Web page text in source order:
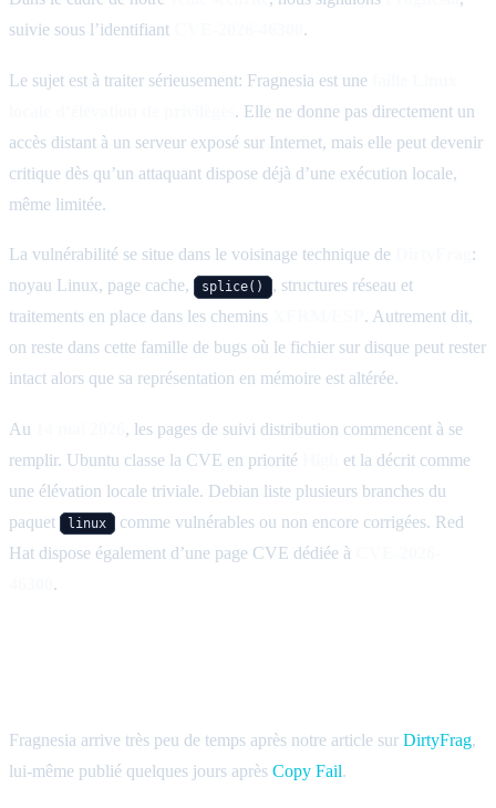
suivie sous l’identifiant
.
Le sujet est à traiter sérieusement: Fragnesia est une
. Elle ne donne pas directement un
accès distant à un serveur exposé sur Internet, mais elle peut devenir
critique dès qu’un attaquant dispose déjà d’une exécution locale,
même limitée.
La vulnérabilité se situe dans le voisinage technique de
:
noyau Linux, page cache,
splice()
, structures réseau et
traitements en place dans les chemins
. Autrement dit,
on reste dans cette famille de bugs où le fichier sur disque peut rester
intact alors que sa représentation en mémoire est altérée.
Au
, les pages de suivi distribution commencent à se
remplir. Ubuntu classe la CVE en priorité
et la décrit comme
une élévation locale triviale. Debian liste plusieurs branches du
paquet
linux comme vulnérables ou non encore corrigées. Red
Hat dispose également d’une page CVE dédiée à
.
Fragnesia arrive très peu de temps après notre article sur DirtyFrag,
lui-même publié quelques jours après Copy Fail.